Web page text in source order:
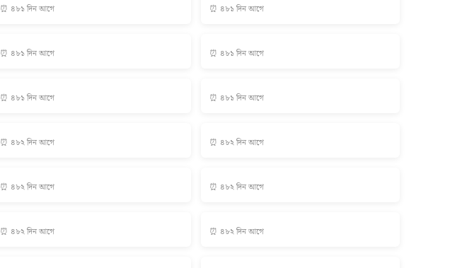
⏰ ৪৮১ দিন আগে ⏰ ৪৮১ দিন আগে
⏰ ৪৮১ দিন আগে ⏰ ৪৮১ দিন আগে
⏰ ৪৮১ দিন আগে ⏰ ৪৮১ দিন আগে
⏰ ৪৮২ দিন আগে ⏰ ৪৮২ দিন আগে
⏰ ৪৮২ দিন আগে ⏰ ৪৮২ দিন আগে
⏰ ৪৮২ দিন আগে ⏰ ৪৮২ দিন আগে